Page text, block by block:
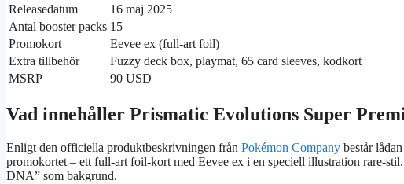
Releasedatum
16 maj 2025
Antal booster packs 15
Promokort
Eevee ex (full‑art foil)
Extra tillbehör
Fuzzy deck box, playmat, 65 card sleeves, kodkort
MSRP
90 USD
Vad innehåller Prismatic Evolutions Super
Enligt den officiella produktbeskrivningen från Pokémon Company består
promokortet – ett full‑art foil‑kort med Eevee ex i en speciell illustration
DNA” som bakgrund.